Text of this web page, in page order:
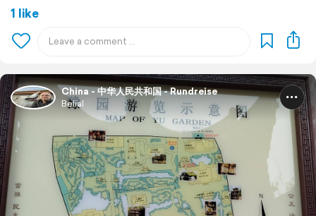
1 like
China - 中华人民共和国 - Rundreise
Belial